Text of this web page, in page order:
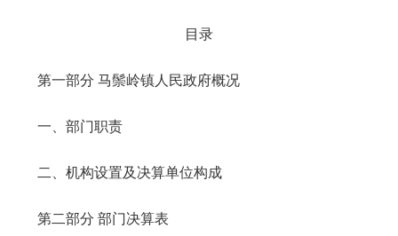
目录
第一部分 马鬃岭镇人民政府概况
一、部门职责
二、机构设置及决算单位构成
第二部分 部门决算表